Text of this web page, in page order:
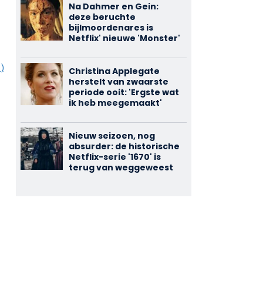
Na Dahmer en Gein:
deze beruchte
bijlmoordenares is
Netflix' nieuwe 'Monster'
Christina Applegate
herstelt van zwaarste
periode ooit: 'Ergste wat
ik heb meegemaakt'
Nieuw seizoen, nog
absurder: de historische
Netflix-serie '1670' is
terug van weggeweest